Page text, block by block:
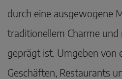
durch eine ausgewogene
traditionellem Charme
geprägt ist. Umgeben von
Geschäften, Restaurants